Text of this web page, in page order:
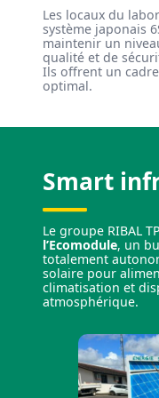
Les locaux du
système japonais
maintenir un
qualité et de
Ils offrent un cadre
optimal.
Smart
Le groupe RIBAL
l’Ecomodule, un
totalement
solaire pour
climatisation et
atmosphérique.